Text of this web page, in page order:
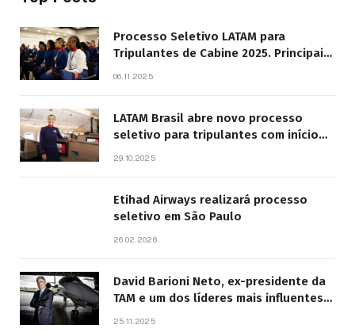
Processo Seletivo LATAM para
Tripulantes de Cabine 2025. Principais
06.11.2025
LATAM Brasil abre novo processo
seletivo para tripulantes com início
29.10.2025
Etihad Airways realizará processo
seletivo em São Paulo
26.02.2026
David Barioni Neto, ex-presidente da
TAM e um dos líderes mais influentes
25.11.2025